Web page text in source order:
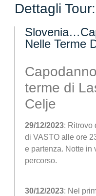
Dettagli Tour:
Nelle Terme
terme di
Celje
29/12/2023: Ritrovo
di VASTO alle ore
e partenza. Notte in
percorso.
30/12/2023: Nel